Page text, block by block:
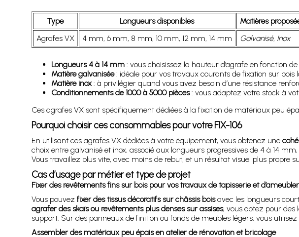
Type Longueurs disponibles Matières
Agrafes VX
4 mm, 6 mm, 8 mm, 10 mm, 12 mm, 14 mm Galvanisé, Inox
Longueurs 4 à 14 mm: vous choisissez la hauteur d’agrafe en fonction
Matière galvanisée: idéale pour vos travaux courants de fixation sur
Matière inox: à privilégier quand vous avez besoin d’une résistance
Conditionnements de 1000 à 5000 pièces: vous adaptez votre stock à
Ces agrafes VX sont spécifiquement dédiées à la fixation de matériaux peu
Pourquoi choisir ces consommables pour votre FIX-106
En utilisant ces agrafes VX dédiées à votre équipement, vous obtenez une
choix entre galvanisé et inox, associé aux longueurs progressives de 4 à 14
Vous travaillez plus vite, avec moins de rebut, et un résultat visuel plus propre
Cas d’usage par métier et type de projet
Fixer des revêtements fins sur bois pour vos travaux de tapisserie et
Vous pouvez fixer des tissus décoratifs sur châssis boisavec les longueurs
agrafer des skaïs ou revêtements plus denses sur assises, vous optez pour des
support. Sur des panneaux de finition ou fonds de meubles légers, vous
Assembler des matériaux peu épais en atelier de rénovation et bricolage